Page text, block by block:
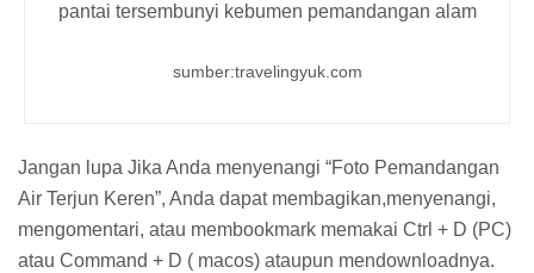
pantai tersembunyi kebumen pemandangan alam
sumber:travelingyuk.com
Jangan lupa Jika Anda menyenangi “Foto Pemandangan
Air Terjun Keren”, Anda dapat membagikan,menyenangi,
mengomentari, atau membookmark memakai Ctrl + D (PC)
atau Command + D ( macos) ataupun mendownloadnya.